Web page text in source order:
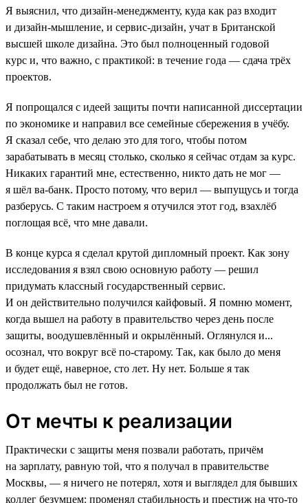
Я выяснил, что дизайн-менеджменту, куда как раз входит
и дизайн-мышление, и сервис-дизайн, учат в Британской
высшей школе дизайна. Это был полноценный годовой
курс и, что важно, с практикой: в течение года — сдача трёх
проектов.
Я попрощался с идеей защиты почти написанной диссертации
по экономике и направил все семейные сбережения в учёбу.
Я сказал себе, что делаю это для того, чтобы потом
зарабатывать в месяц столько, сколько я сейчас отдам за курс.
Никаких гарантий мне, естественно, никто дать не мог —
я шёл ва-банк. Просто потому, что верил — выпущусь и тогда
разберусь. С таким настроем я отучился этот год, взахлёб
поглощая всё, что мне давали.
В конце курса я сделал крутой дипломный проект. Как зону
исследования я взял свою основную работу — решил
придумать классный государственный сервис.
И он действительно получился кайфовый. Я помню момент,
когда вышел на работу в правительство через день после
защиты, воодушевлённый и окрылённый. Оглянулся и...
осознал, что вокруг всё по-старому. Так, как было до меня
и будет ещё, наверное, сто лет. Ну нет. Больше я так
продолжать был не готов.
От мечты к реализации
Практически с защиты меня позвали работать, причём
на зарплату, равную той, что я получал в правительстве
Москвы, — я ничего не потерял, хотя и выглядел для бывших
коллег безумцем: променял стабильность и престиж на что-то